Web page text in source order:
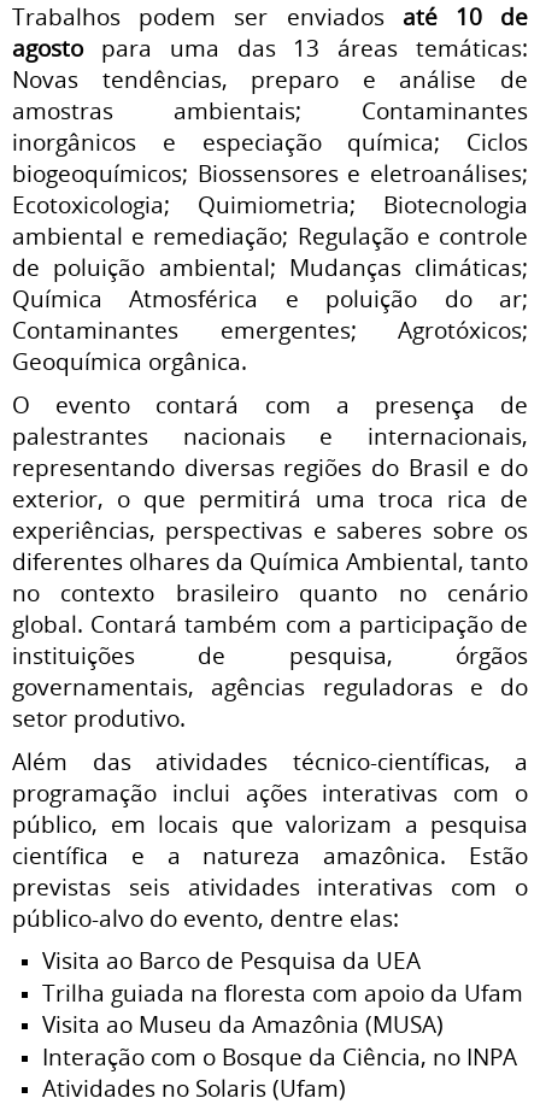
Trabalhos podem ser enviados até 10 de
agostopara uma das 13 áreas temáticas:
Novas tendências, preparo e análise de
amostras ambientais; Contaminantes
inorgânicos e especiação química; Ciclos
biogeoquímicos; Biossensores e eletroanálises;
Ecotoxicologia; Quimiometria; Biotecnologia
ambiental e remediação; Regulação e controle
de poluição ambiental; Mudanças climáticas;
Química Atmosférica e poluição do ar;
Contaminantes emergentes; Agrotóxicos;
Geoquímica orgânica.
O evento contará com a presença de
palestrantes nacionais e internacionais,
representando diversas regiões do Brasil e do
exterior, o que permitirá uma troca rica de
experiências, perspectivas e saberes sobre os
diferentes olhares da Química Ambiental, tanto
no contexto brasileiro quanto no cenário
global. Contará também com a participação de
instituições de pesquisa, órgãos
governamentais, agências reguladoras e do
setor produtivo.
Além das atividades técnico-científicas, a
programação inclui ações interativas com o
público, em locais que valorizam a pesquisa
científica e a natureza amazônica. Estão
previstas seis atividades interativas com o
público-alvo do evento, dentre elas:
Visita ao Barco de Pesquisa da UEA
Trilha guiada na floresta com apoio da Ufam
Visita ao Museu da Amazônia (MUSA)
Interação com o Bosque da Ciência, no INPA
Atividades no Solaris (Ufam)